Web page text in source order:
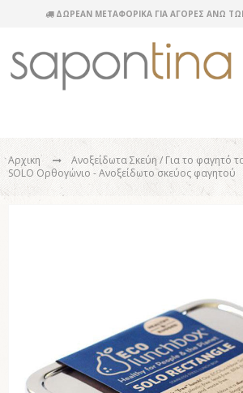
ΔΩΡΕΑΝ ΜΕΤΑΦΟΡΙΚΑ ΓΙΑ ΑΓΟΡΕΣ ΑΝΩ
Αρχικη Ανοξείδωτα Σκεύη/ Για το φαγητό
SOLO Ορθογώνιο - Ανοξείδωτο σκεύος φαγητού